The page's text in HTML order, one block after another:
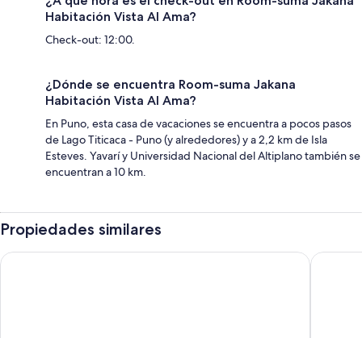
Habitación Vista Al Ama?
Check-out: 12:00.
¿Dónde se encuentra Room-suma Jakana
Habitación Vista Al Ama?
En Puno, esta casa de vacaciones se encuentra a pocos pasos
de Lago Titicaca - Puno (y alrededores) y a 2,2 km de Isla
Esteves. Yavarí y Universidad Nacional del Altiplano también se
encuentran a 10 km.
Propiedades similares
KAY PACHA LODGE LAGO TITICACA Titicaca